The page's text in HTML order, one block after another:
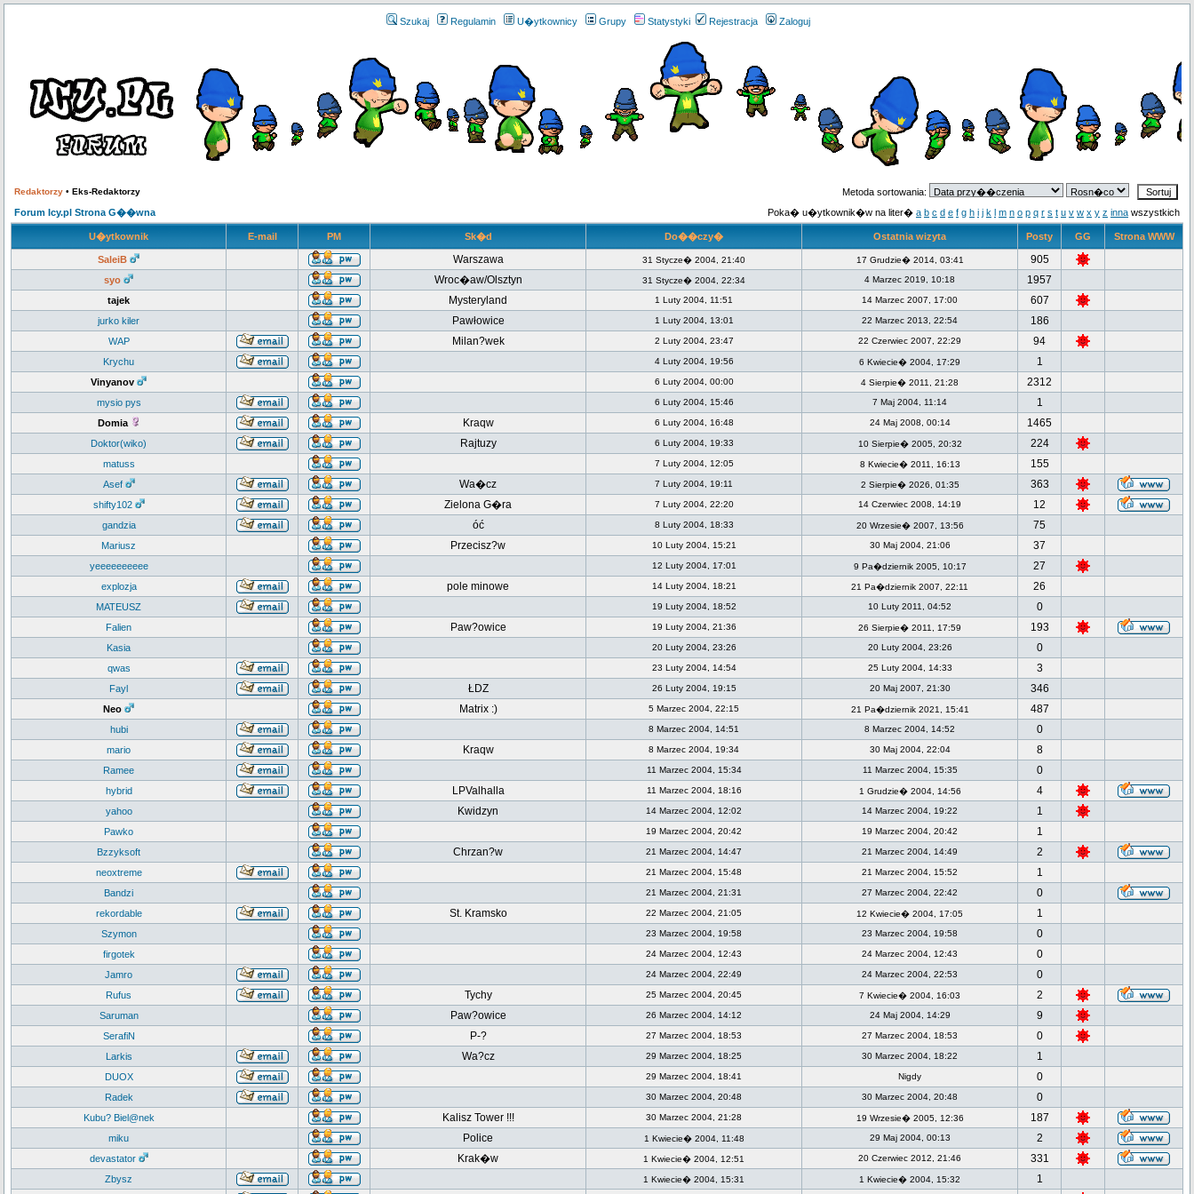
Szukaj Regulamin U�ytkownicy Grupy Statystyki Rejestracja Zaloguj
Redaktorzy • Eks-Redaktorzy
Metoda sortowania:
Forum Icy.pl Strona G��wna
Poka� u�ytkownik�w na liter� a b c d e f g h i j k l m n o p q r s t u v w x y z inna wszystkich
U�ytkownik E-mail PM Sk�d Do��czy� Ostatnia wizyta Posty GG Strona WWW
SaleiB Warszawa 31 Stycze� 2004, 21:40 17 Grudzie� 2014, 03:41 905
syo Wroc�aw/Olsztyn 31 Stycze� 2004, 22:34 4 Marzec 2019, 10:18 1957
tajek Mysteryland 1 Luty 2004, 11:51 14 Marzec 2007, 17:00 607
jurko kiler Pawłowice 1 Luty 2004, 13:01 22 Marzec 2013, 22:54 186
WAP Milan?wek 2 Luty 2004, 23:47 22 Czerwiec 2007, 22:29 94
Krychu 4 Luty 2004, 19:56 6 Kwiecie� 2004, 17:29 1
Vinyanov 6 Luty 2004, 00:00 4 Sierpie� 2011, 21:28 2312
mysio pys 6 Luty 2004, 15:46 7 Maj 2004, 11:14 1
Domia Kraqw 6 Luty 2004, 16:48 24 Maj 2008, 00:14 1465
Doktor(wiko) Rajtuzy 6 Luty 2004, 19:33 10 Sierpie� 2005, 20:32 224
matuss 7 Luty 2004, 12:05 8 Kwiecie� 2011, 16:13 155
Asef Wa�cz 7 Luty 2004, 19:11 2 Sierpie� 2026, 01:35 363
shifty102 Zielona G�ra 7 Luty 2004, 22:20 14 Czerwiec 2008, 14:19 12
gandzia óć 8 Luty 2004, 18:33 20 Wrzesie� 2007, 13:56 75
Mariusz Przecisz?w 10 Luty 2004, 15:21 30 Maj 2004, 21:06 37
yeeeeeeeeee 12 Luty 2004, 17:01 9 Pa�dziernik 2005, 10:17 27
explozja pole minowe 14 Luty 2004, 18:21 21 Pa�dziernik 2007, 22:11 26
MATEUSZ 19 Luty 2004, 18:52 10 Luty 2011, 04:52 0
Falien Paw?owice 19 Luty 2004, 21:36 26 Sierpie� 2011, 17:59 193
Kasia 20 Luty 2004, 23:26 20 Luty 2004, 23:26 0
qwas 23 Luty 2004, 14:54 25 Luty 2004, 14:33 3
Fayl ŁDZ 26 Luty 2004, 19:15 20 Maj 2007, 21:30 346
Neo Matrix :) 5 Marzec 2004, 22:15 21 Pa�dziernik 2021, 15:41 487
hubi 8 Marzec 2004, 14:51 8 Marzec 2004, 14:52 0
mario Kraqw 8 Marzec 2004, 19:34 30 Maj 2004, 22:04 8
Ramee 11 Marzec 2004, 15:34 11 Marzec 2004, 15:35 0
hybrid LPValhalla 11 Marzec 2004, 18:16 1 Grudzie� 2004, 14:56 4
yahoo Kwidzyn 14 Marzec 2004, 12:02 14 Marzec 2004, 19:22 1
Pawko 19 Marzec 2004, 20:42 19 Marzec 2004, 20:42 1
Bzzyksoft Chrzan?w 21 Marzec 2004, 14:47 21 Marzec 2004, 14:49 2
neoxtreme 21 Marzec 2004, 15:48 21 Marzec 2004, 15:52 1
Bandzi 21 Marzec 2004, 21:31 27 Marzec 2004, 22:42 0
rekordable St. Kramsko 22 Marzec 2004, 21:05 12 Kwiecie� 2004, 17:05 1
Szymon 23 Marzec 2004, 19:58 23 Marzec 2004, 19:58 0
firgotek 24 Marzec 2004, 12:43 24 Marzec 2004, 12:43 0
Jamro 24 Marzec 2004, 22:49 24 Marzec 2004, 22:53 0
Rufus Tychy 25 Marzec 2004, 20:45 7 Kwiecie� 2004, 16:03 2
Saruman Paw?owice 26 Marzec 2004, 14:12 24 Maj 2004, 14:29 9
SerafiN P-? 27 Marzec 2004, 18:53 27 Marzec 2004, 18:53 0
Larkis Wa?cz 29 Marzec 2004, 18:25 30 Marzec 2004, 18:22 1
DUOX 29 Marzec 2004, 18:41 Nigdy 0
Radek 30 Marzec 2004, 20:48 30 Marzec 2004, 20:48 0
Kubu? Biel@nek Kalisz Tower !!! 30 Marzec 2004, 21:28 19 Wrzesie� 2005, 12:36 187
miku Police 1 Kwiecie� 2004, 11:48 29 Maj 2004, 00:13 2
devastator Krak�w 1 Kwiecie� 2004, 12:51 20 Czerwiec 2012, 21:46 331
Zbysz 1 Kwiecie� 2004, 15:31 1 Kwiecie� 2004, 15:32
1